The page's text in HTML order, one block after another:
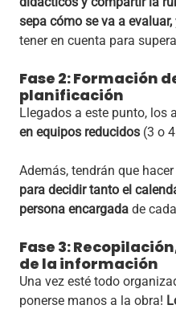
sepa cómo se va a evaluar,
tener en cuenta para
Fase 2: Formación
planificación
Llegados a este punto, los
en equipos reducidos (3 o
Además, tendrán que hacer
para decidir tanto el
persona encargada de
Fase 3:
de la información
Una vez esté todo
ponerse manos a la obra!